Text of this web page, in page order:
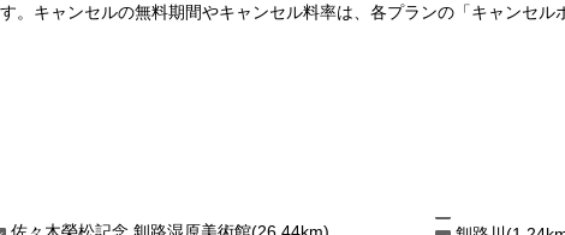
。キャンセルの無料期間やキャンセル料率は、各プランの「キャンセル